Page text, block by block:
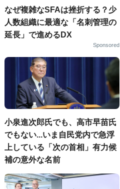
なぜ複雑なSFAは挫折する？少
人数組織に最適な「名刺管理の
延長」で進めるDX
Sponsored
小泉進次郎氏でも、高市早苗氏
でもない...いま自民党内で急浮
上している「次の首相」有力候
補の意外な名前